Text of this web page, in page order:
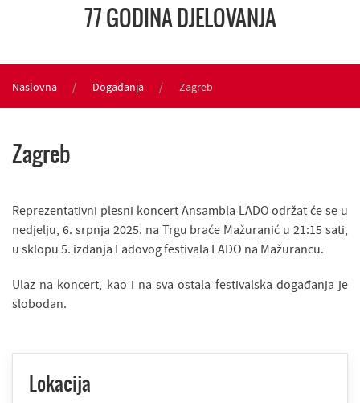
77 GODINA DJELOVANJA
Naslovna Događanja Zagreb
Zagreb
Reprezentativni plesni koncert Ansambla LADO održat će se u
nedjelju, 6. srpnja 2025. na Trgu braće Mažuranić u 21:15 sati,
u sklopu 5. izdanja Ladovog festivala LADO na Mažurancu.
Ulaz na koncert, kao i na sva ostala festivalska događanja je
slobodan.
Lokacija